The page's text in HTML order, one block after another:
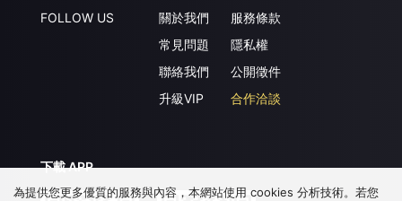
FOLLOW US
關於我們
常見問題
聯絡我們
升級VIP
服務條款
隱私權
公開徵件
合作洽談
下載 APP
為提供您更多優質的服務與內容，本網站使用 cookies 分析技術。若您